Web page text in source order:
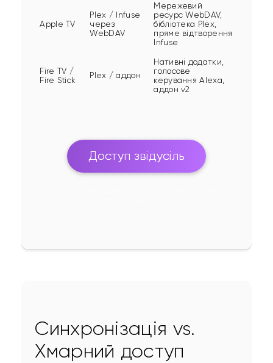
Apple TV
Plex / Infuse
через
WebDAV
Мережевий
ресурс WebDAV,
бібліотека Plex,
пряме відтворення
Infuse
Fire TV /
Fire Stick
Plex / аддон
Нативні додатки,
голосове
керування Alexa,
аддон v2
Доступ звідусіль
Синхронізація vs.
Хмарний доступ